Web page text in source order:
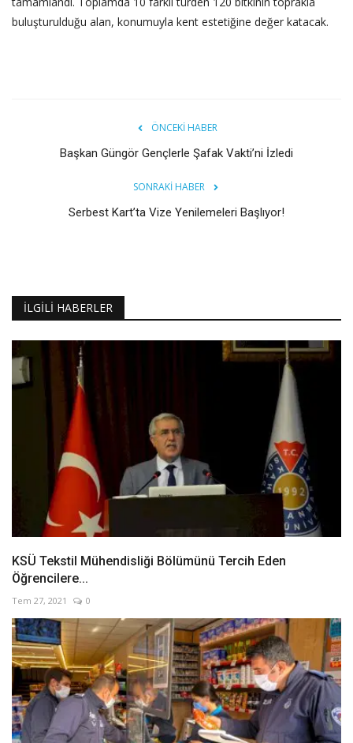
buluşturulduğu alan, konumuyla kent estetiğine değer katacak.
ÖNCEKI HABER
Başkan Güngör Gençlerle Şafak Vakti’ni İzledi
SONRAKI HABER
Serbest Kart’ta Vize Yenilemeleri Başlıyor!
İLGILI HABERLER
KSÜ Tekstil Mühendisliği Bölümünü Tercih Eden
Öğrencilere...
Tem 27, 2021 0